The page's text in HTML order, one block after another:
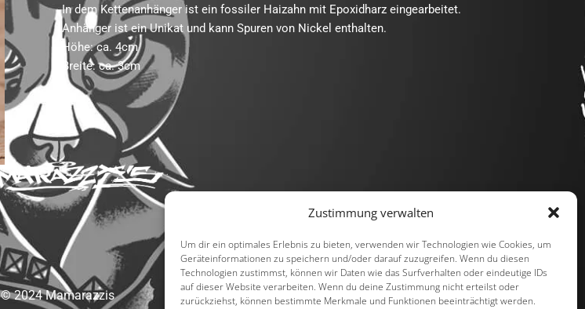
Zustimmung verwalten
Um dir ein optimales Erlebnis zu bieten, verwenden wir Technologien wie Cookies, um
Geräteinformationen zu speichern und/oder darauf zuzugreifen. Wenn du diesen
Technologien zustimmst, können wir Daten wie das Surfverhalten oder eindeutige IDs
auf dieser Website verarbeiten. Wenn du deine Zustimmung nicht erteilst oder
zurückziehst, können bestimmte Merkmale und Funktionen beeinträchtigt werden.
In dem Kettenanhänger ist ein fossiler Haizahn mit Epoxidharz eingearbeitet.
Anhänger ist ein Unikat und kann Spuren von Nickel enthalten.
Höhe: ca. 4cm
Breite: ca. 3cm
© 2024 Mamarazzis